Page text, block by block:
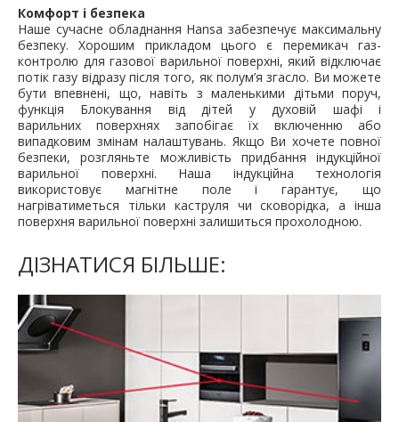
Комфорт і безпека
Наше сучасне обладнання Hansa забезпечує максимальну
безпеку. Хорошим прикладом цього є перемикач газ-
контролю для газової варильної поверхні, який відключає
потік газу відразу після того, як полум’я згасло. Ви можете
бути впевнені, що, навіть з маленькими дітьми поруч,
функція Блокування від дітей у духовій шафі і
варильнихповерхнях запобігає їх включенню або
випадковим змінам налаштувань. Якщо Ви хочете повної
безпеки, розгляньте можливість придбання індукційної
варильної поверхні. Наша індукційна технологія
використовує магнітне поле і гарантує, що
нагріватиметься тільки каструля чи сковорідка, а інша
поверхня варильної поверхні залишиться прохолодною.
ДІЗНАТИСЯ БІЛЬШЕ: